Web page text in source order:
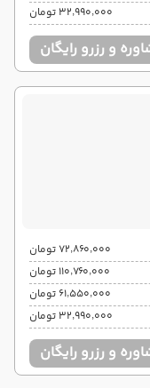
۳۲٬۹۹۰٬۰۰۰ تومان
و رزرو رایگان
۷۲٬۸۶۰٬۰۰۰ تومان
۱۱۰٬۷۶۰٬۰۰۰ تومان
۶۱٬۵۵۰٬۰۰۰ تومان
۳۲٬۹۹۰٬۰۰۰ تومان
و رزرو رایگان